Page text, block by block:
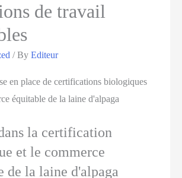
de travail
/ ByEditeur
en place de certifications biologiques
équitable de la laine d'alpaga
la certification
et le commerce
de la laine d'alpaga